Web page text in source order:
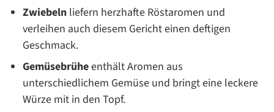
Zwiebeln liefern herzhafte Röstaromen und
verleihen auch diesem Gericht einen deftigen
Geschmack.
Gemüsebrüheenthält Aromen aus
unterschiedlichem Gemüse und bringt eine leckere
Würze mit in den Topf.